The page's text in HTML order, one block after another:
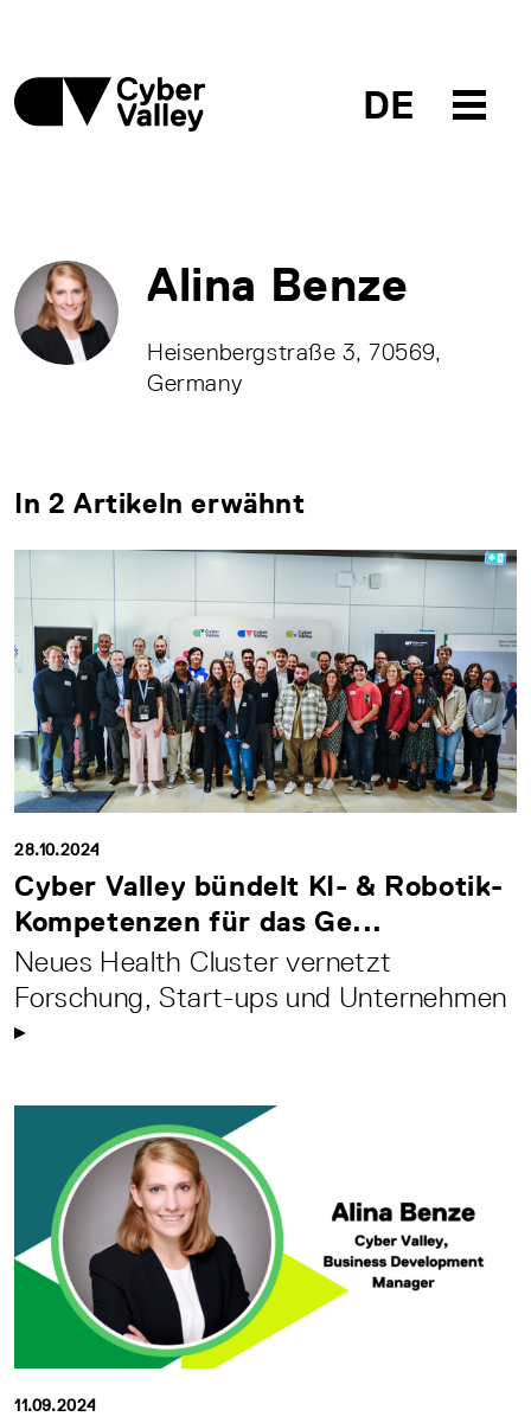
DE
Alina Benze
Heisenbergstraße 3, 70569,
Germany
In 2 Artikeln erwähnt
28.10.2024
Cyber Valley bündelt KI- & Robotik-
Kompetenzen für das Ge...
Neues Health Cluster vernetzt
Forschung, Start-ups und Unternehmen
11.09.2024